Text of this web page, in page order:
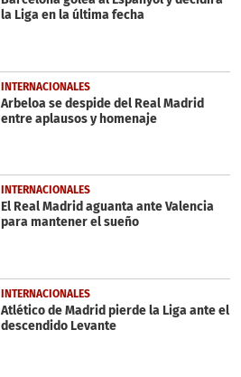
la Liga en la última fecha
INTERNACIONALES
Arbeloa se despide del Real Madrid
entre aplausos y homenaje
INTERNACIONALES
El Real Madrid aguanta ante Valencia
para mantener el sueño
INTERNACIONALES
Atlético de Madrid pierde la Liga ante el
descendido Levante